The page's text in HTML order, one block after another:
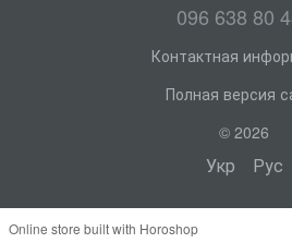
096 638 80
Контактная
Полная версия
© 2026
Укр Рус
Online store built with Horoshop